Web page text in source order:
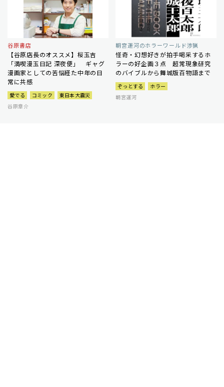
谷原書店
【谷原店長のオススメ】桜玉吉
「満喫漫玉日記 深夜便」 ギャグ
漫画家としての苦悩経た中年の日
常に共感
愛でる コミック
東日本大震災
谷原章介
朝宮運河のホラーワールド渉猟
怪奇・幻想好きが拍手喝采するホ
ラーの好企画３点 超常現象研究
のバイブルから舞城版百物語まで
ぞっとする
ホラー
朝宮運河